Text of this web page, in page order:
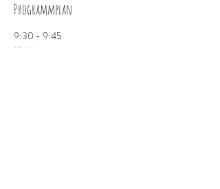
Programmplan
9:30 - 9:45
15 Minuten